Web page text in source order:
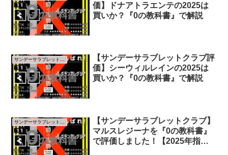
価】ドナアトラエンテの2025は
買いか？『0の教科書』で解説
【サンデーサラブレットクラブ評
価】シーウィルレインの2025は
買いか？『0の教科書』で解説
サンデーサラブレットクラブ
【サンデーサラブレットクラブ】
マルスレジーナを『0の教科書』
で評価しました！【2025年指標